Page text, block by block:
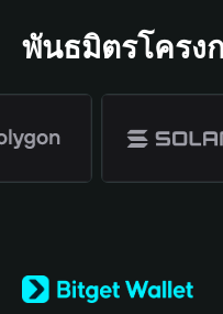
พันธมิตรโครง